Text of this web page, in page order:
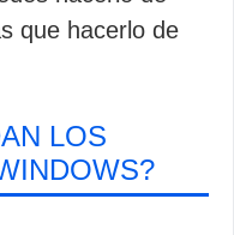
que hacerlo de
LOS